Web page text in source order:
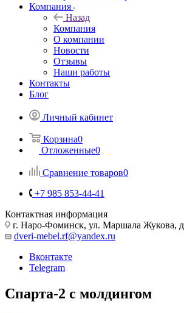
Компания
Назад
Компания
О компании
Новости
Отзывы
Наши работы
Контакты
Блог
Личный кабинет
Корзина0
Отложенные0
Сравнение товаров0
+7 985 853-44-41
Контактная информация
г. Наро-Фоминск, ул. Маршала Жукова,
dveri-mebel.rf@yandex.ru
Вконтакте
Telegram
Спарта-2 с молдингом